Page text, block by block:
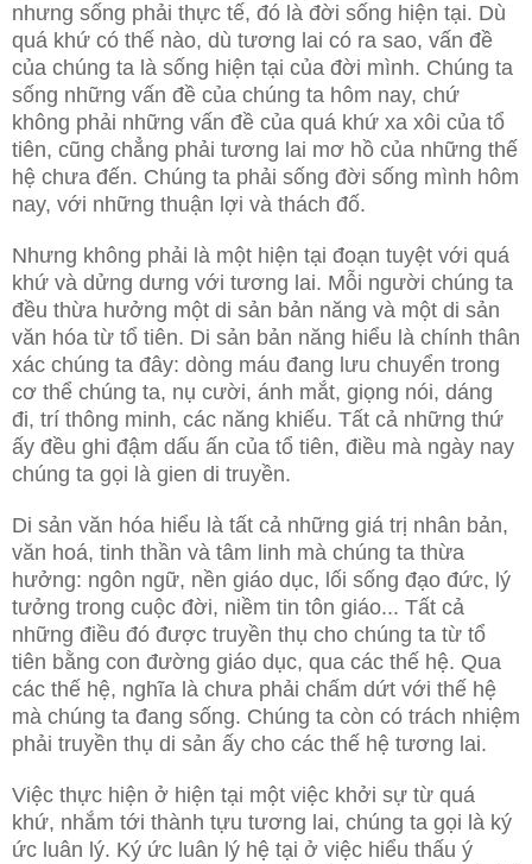
nhưng sống phải thực tế, đó là đời sống hiện tại. Dù
quá khứ có thế nào, dù tương lai có ra sao, vấn đề
của chúng ta là sống hiện tại của đời mình. Chúng ta
sống những vấn đề của chúng ta hôm nay, chứ
không phải những vấn đề của quá khứ xa xôi của tổ
tiên, cũng chẳng phải tương lai mơ hồ của những thế
hệ chưa đến. Chúng ta phải sống đời sống mình hôm
nay, với những thuận lợi và thách đố.
Nhưng không phải là một hiện tại đoạn tuyệt với quá
khứ và dửng dưng với tương lai. Mỗi người chúng ta
đều thừa hưởng một di sản bản năng và một di sản
văn hóa từ tổ tiên. Di sản bản năng hiểu là chính thân
xác chúng ta đây: dòng máu đang lưu chuyển trong
cơ thể chúng ta, nụ cười, ánh mắt, giọng nói, dáng
đi, trí thông minh, các năng khiếu. Tất cả những thứ
ấy đều ghi đậm dấu ấn của tổ tiên, điều mà ngày nay
chúng ta gọi là gien di truyền.
Di sản văn hóa hiểu là tất cả những giá trị nhân bản,
văn hoá, tinh thần và tâm linh mà chúng ta thừa
hưởng: ngôn ngữ, nền giáo dục, lối sống đạo đức, lý
tưởng trong cuộc đời, niềm tin tôn giáo... Tất cả
những điều đó được truyền thụ cho chúng ta từ tổ
tiên bằng con đường giáo dục, qua các thế hệ. Qua
các thế hệ, nghĩa là chưa phải chấm dứt với thế hệ
mà chúng ta đang sống. Chúng ta còn có trách nhiệm
phải truyền thụ di sản ấy cho các thế hệ tương lai.
Việc thực hiện ở hiện tại một việc khởi sự từ quá
khứ, nhắm tới thành tựu tương lai, chúng ta gọi là ký
ức luân lý. Ký ức luân lý hệ tại ở việc hiểu thấu ý